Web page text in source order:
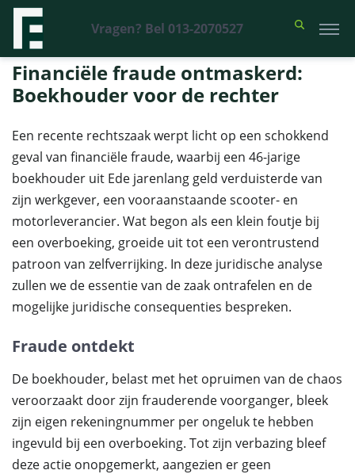
Vragen? Bel 013-2070527
Financieel Recht Advocaten >Uitspraken>Financiële fraude
ontmaskerd: Boekhouder voor de rechter
Financiële fraude ontmaskerd:
Boekhouder voor de rechter
Een recente rechtszaak werpt licht op een schokkend
geval van financiële fraude, waarbij een 46-jarige
boekhouder uit Ede jarenlang geld verduisterde van
zijn werkgever, een vooraanstaande scooter- en
motorleverancier. Wat begon als een klein foutje bij
een overboeking, groeide uit tot een verontrustend
patroon van zelfverrijking. In deze juridische analyse
zullen we de essentie van de zaak ontrafelen en de
mogelijke juridische consequenties bespreken.
Fraude ontdekt
De boekhouder, belast met het opruimen van de chaos
veroorzaakt door zijn frauderende voorganger, bleek
zijn eigen rekeningnummer per ongeluk te hebben
ingevuld bij een overboeking. Tot zijn verbazing bleef
deze actie onopgemerkt, aangezien er geen